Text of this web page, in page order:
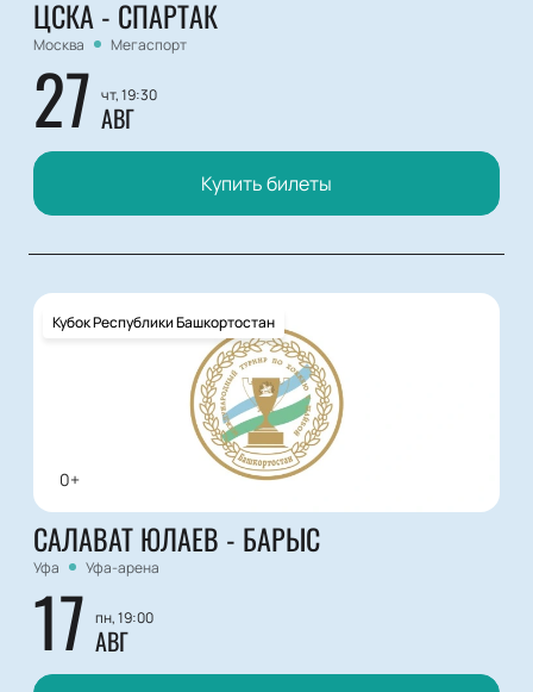
ЦСКА - СПАРТАК
Москва Мегаспорт
27 чт, 19:30
АВГ
Купить билеты
0+
Кубок Республики Башкортостан
САЛАВАТ ЮЛАЕВ - БАРЫС
Уфа Уфа-арена
17 пн, 19:00
АВГ